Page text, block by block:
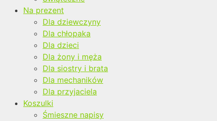
Na prezent
Dla dziewczyny
Dla chłopaka
Dla dzieci
Dla żony i męża
Dla siostry i brata
Dla mechaników
Dla przyjaciela
Koszulki
Śmieszne napisy